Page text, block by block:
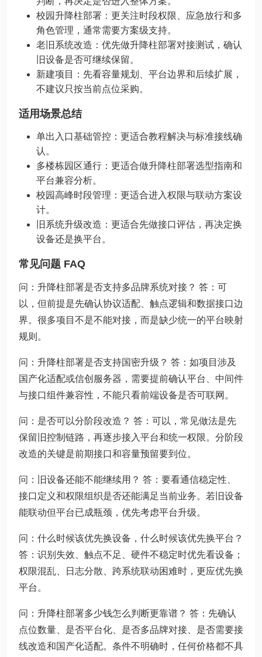
校园升降柱部署：更关注时段权限、应急放行和多
角色管理，通常需要方案级支持。
老旧系统改造：优先做升降柱部署对接测试，确认
旧设备是否可继续保留。
新建项目：先看容量规划、平台边界和后续扩展，
不建议只按当前点位采购。
适用场景总结
单出入口基础管控：更适合教程解决与标准接线确
认。
多楼栋园区通行：更适合做升降柱部署选型指南和
平台兼容分析。
校园高峰时段管理：更适合进入权限与联动方案设
计。
旧系统升级改造：更适合先做接口评估，再决定换
设备还是换平台。
常见问题 FAQ
问：升降柱部署是否支持多品牌系统对接？ 答：可
以，但前提是先确认协议适配、触点逻辑和数据接口边
界。很多项目不是不能对接，而是缺少统一的平台映射
规则。
问：升降柱部署是否支持国密升级？ 答：如项目涉及
国产化适配或信创服务器，需要提前确认平台、中间件
与接口组件兼容性，不能只看前端设备是否可联网。
问：是否可以分阶段改造？ 答：可以，常见做法是先
保留旧控制链路，再逐步接入平台和统一权限。分阶段
改造的关键是前期接口和容量预留要到位。
问：旧设备还能不能继续用？ 答：要看通信稳定性、
接口定义和权限组织是否还能满足当前业务。若旧设备
能联动但平台已成瓶颈，优先考虑平台升级。
问：什么时候该优先换设备，什么时候该优先换平台？
答：识别失效、触点不足、硬件不稳定时优先看设备；
权限混乱、日志分散、跨系统联动困难时，更应优先换
平台。
问：升降柱部署多少钱怎么判断更靠谱？ 答：先确认
点位数量、是否平台化、是否多品牌对接、是否需要接
线改造和国产化适配。条件不明确时，任何价格都不具